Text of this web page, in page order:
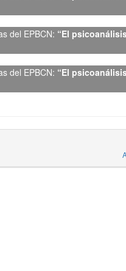
del EPBCN: “El
del EPBCN: “El